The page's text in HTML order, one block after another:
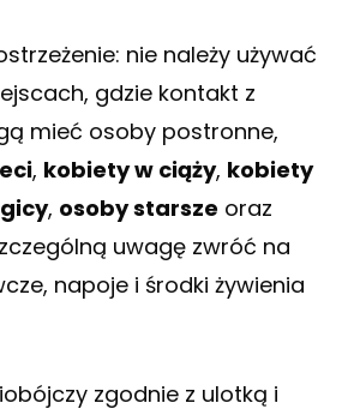
nie należy używać
gdzie kontakt z
mieć osoby postronne,
, kobiety w ciąży, kobiety
, osoby starsze oraz
uwagę zwróć na
napoje i środki żywienia
zgodnie z ulotką i